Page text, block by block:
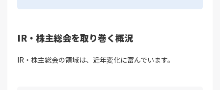
IR・株主総会を取り巻く概況
IR・株主総会の領域は、近年変化に富んでいます。